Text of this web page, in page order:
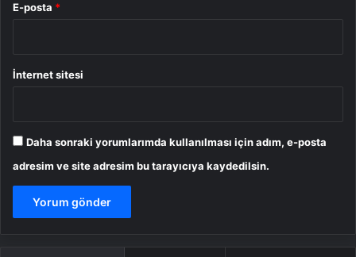
E-posta *
İnternet sitesi
Daha sonraki yorumlarımda kullanılması için adım, e-posta
adresim ve site adresim bu tarayıcıya kaydedilsin.